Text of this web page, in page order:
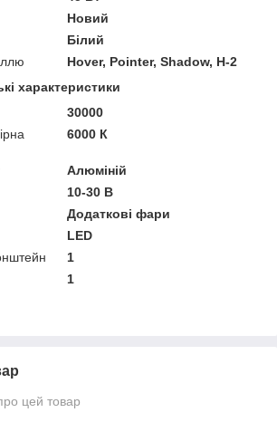
Новий
Білий
Hover, Pointer, Shadow, H-2
характеристики
30000
6000 К
Алюміній
10-30 В
Додаткові фари
LED
1
1
цей товар